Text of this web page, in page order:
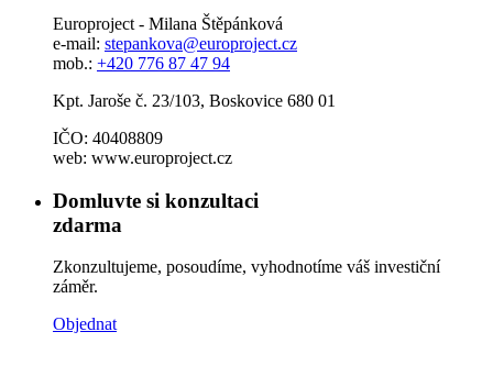
Europroject - Milana Štěpánková
e-mail: stepankova@europroject.cz
mob.: +420 776 87 47 94
Kpt. Jaroše č. 23/103, Boskovice 680 01
IČO: 40408809
web: www.europroject.cz
Domluvte si konzultaci
zdarma
Zkonzultujeme, posoudíme, vyhodnotíme váš investiční
záměr.
Objednat